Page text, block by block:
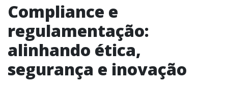
Compliance e
regulamentação:
alinhando ética,
segurança e inovação